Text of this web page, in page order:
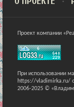
Проект компании
При использовании
https://vladimirka.ru/
2006-2025 ©